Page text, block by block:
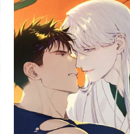
30/01/2026